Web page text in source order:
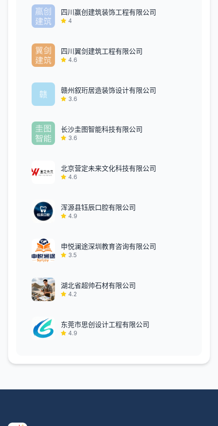
四川赢创建筑装饰工程有限公司
4
四川翼剑建筑工程有限公司
4.6
赣州叙珩居造装饰设计有限公司
3.6
长沙圭图智能科技有限公司
3.6
北京营定未来文化科技有限公司
4.6
浑源县钰辰口腔有限公司
4.9
申悦澜途深圳教育咨询有限公司
3.5
湖北省超帅石材有限公司
4.2
东莞市思创设计工程有限公司
4.9